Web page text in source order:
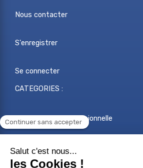
Nous contacter
S'enregistrer
Se connecter
CATEGORIES :
Reconversion professionnelle
Changer de métier